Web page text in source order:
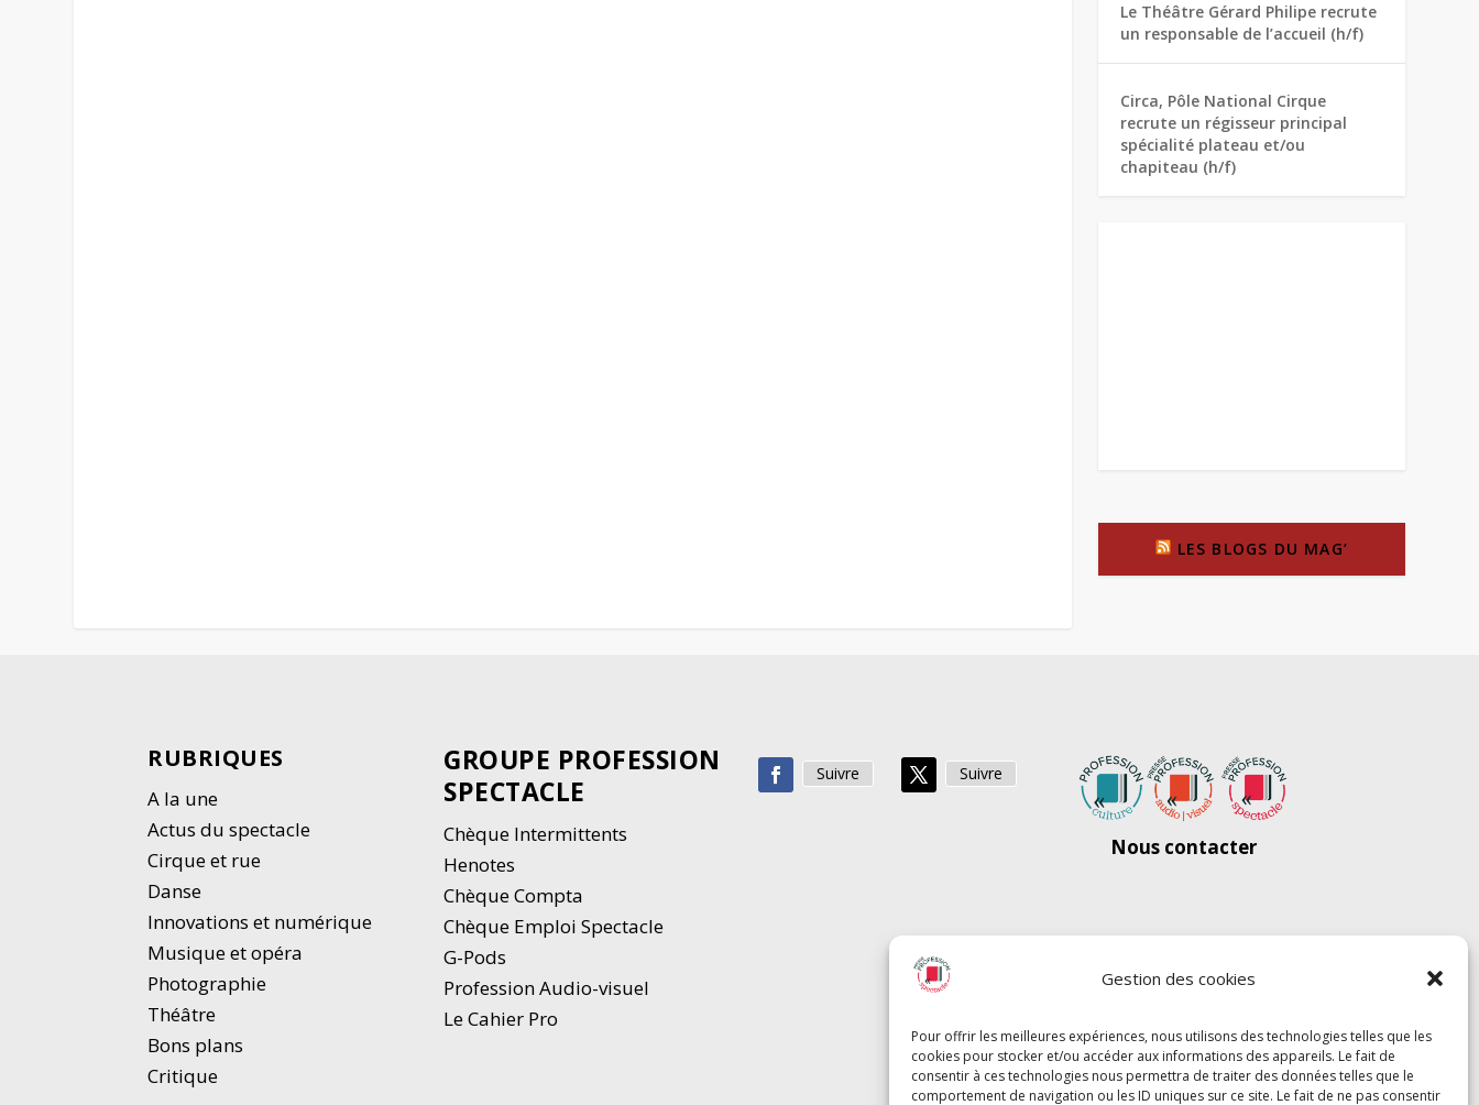
Gestion des cookies
Pour offrir les meilleures expériences, nous utilisons des technologies telles que les
cookies pour stocker et/ou accéder aux informations des appareils. Le fait de
consentir à ces technologies nous permettra de traiter des données telles que le
comportement de navigation ou les ID uniques sur ce site. Le fait de ne pas consentir
Le Théâtre Gérard Philipe recrute
un responsable de l’accueil (h/f)
Circa, Pôle National Cirque
recrute un régisseur principal
spécialité plateau et/ou
chapiteau (h/f)
LES BLOGS DU MAG’
RUBRIQUES
A la une
Actus du spectacle
Cirque et rue
Danse
Innovations et numérique
Musique et opéra
Photographie
Théâtre
Bons plans
Critique
GROUPE PROFESSION
SPECTACLE
Chèque Intermittents
Henotes
Chèque Compta
Chèque Emploi Spectacle
G-Pods
Profession Audio-visuel
Le Cahier Pro
Suivre Suivre
Nous contacter